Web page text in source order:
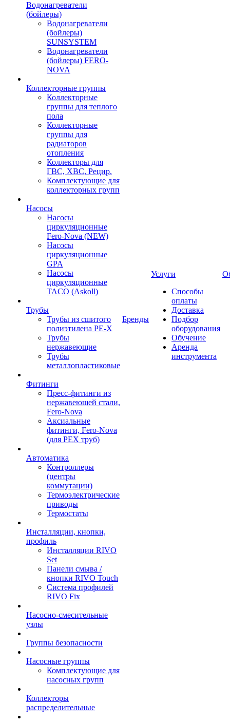
Водонагреватели
(бойлеры)
Водонагреватели
(бойлеры)
SUNSYSTEM
Водонагреватели
(бойлеры) FERO-
NOVA
Коллекторные группы
Коллекторные
группы для теплого
пола
Коллекторные
группы для
радиаторов
отопления
Коллекторы для
ГВС, ХВС, Рецир.
Комплектующие для
коллекторных групп
Насосы
Насосы
циркуляционные
Fero-Nova (NEW)
Насосы
циркуляционные
GPA
Насосы
циркуляционные
TACO (Askoll)
Трубы
Трубы из сшитого
полиэтилена PE-X
Трубы
нержавеющие
Трубы
металлопластиковые
Фитинги
Пресс-фитинги из
нержавеющей стали,
Fero-Nova
Аксиальные
фитинги, Fero-Nova
(для PEX труб)
Автоматика
Контроллеры
(центры
коммутации)
Термоэлектрические
приводы
Термостаты
Инсталляции, кнопки,
профиль
Инсталляции RIVO
Set
Панели смыва /
кнопки RIVO Touch
Система профилей
RIVO Fix
Насосно-смесительные
узлы
Группы безопасности
Насосные группы
Комплектующие для
насосных групп
Коллекторы
распределительные
Бренды
Услуги
Способы
оплаты
Доставка
Подбор
оборудования
Обучение
Аренда
инструмента